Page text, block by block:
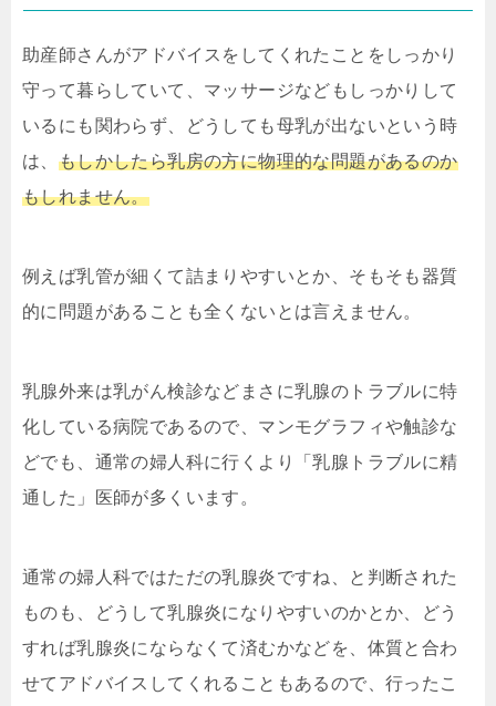
助産師さんがアドバイスをしてくれたことをしっかり
守って暮らしていて、マッサージなどもしっかりして
いるにも関わらず、どうしても母乳が出ないという時
は、 もしかしたら乳房の方に物理的な問題があるのか
もしれません。
例えば乳管が細くて詰まりやすいとか、そもそも器質
的に問題があることも全くないとは言えません。
乳腺外来は乳がん検診などまさに乳腺のトラブルに特
化している病院であるので、マンモグラフィや触診な
どでも、通常の婦人科に行くより「乳腺トラブルに精
通した」医師が多くいます。
通常の婦人科ではただの乳腺炎ですね、と判断された
ものも、どうして乳腺炎になりやすいのかとか、どう
すれば乳腺炎にならなくて済むかなどを、体質と合わ
せてアドバイスしてくれることもあるので、行ったこ